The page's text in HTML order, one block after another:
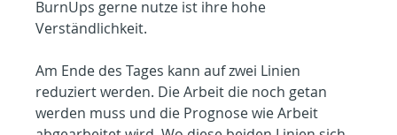
BurnUps gerne nutze ist ihre hohe
Verständlichkeit.
Am Ende des Tages kann auf zwei Linien
reduziert werden. Die Arbeit die noch getan
werden muss und die Prognose wie Arbeit